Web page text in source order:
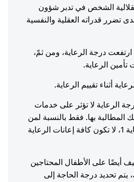
الشخص في تدبر شؤون
تضرر قدراته العقلية والنفسية
ارتفعت درجة الرعاية، ومن ثمّ،
تأمين الرعاية.
أثناء تقييم الرعاية.
الرعاية لا تؤثر على خدمات
المطالبة بها. فقط بالنسبة لمن
لديهم درجة الرعاية 1، لا تكون كافة إعانات الرعاية
أيضًا على الأطفال المحتاجين
يتم تحديد درجة الحاجة إلى